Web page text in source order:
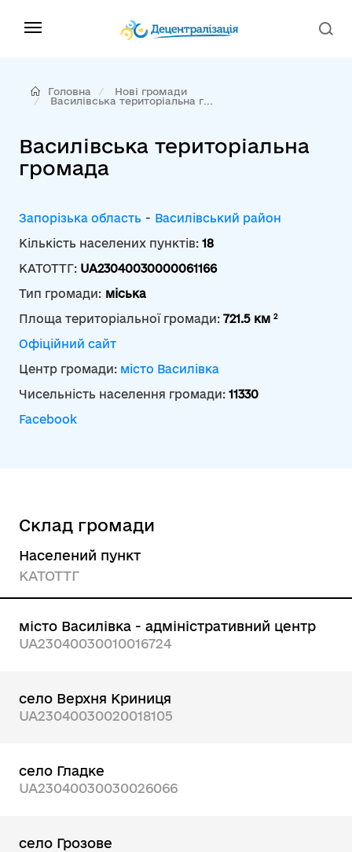
Головна
Нові громади
Василівська територіальна г...
Василівська територіальна
громада
Запорізька область - Василівський район
Кількість населених пунктів: 18
КАТОТТГ: UA23040030000061166
Тип громади: міська
Площа територіальної громади: 721.5 км 2
Офіційний сайт
Центр громади: місто Василівка
Чисельність населення громади: 11330
Facebook
Склад громади
Населений пункт
КАТОТТГ
місто Василівка - адміністративний центр
UA23040030010016724
село Верхня Криниця
UA23040030020018105
село Гладке
UA23040030030026066
село Грозове